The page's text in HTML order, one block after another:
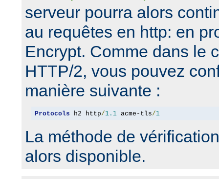
serveur pourra alors
au requêtes en http: en
Encrypt. Comme dans le
HTTP/2, vous pouvez
manière suivante :
Protocols h2 http/1.1 acme-tls/1
La méthode de
alors disponible.